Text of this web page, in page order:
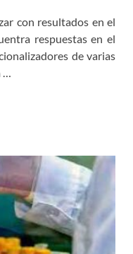
con resultados en el
respuestas en el
de varias
…